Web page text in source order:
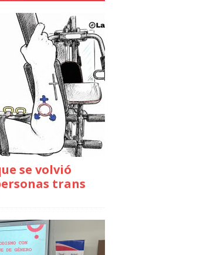
se volvió
trans